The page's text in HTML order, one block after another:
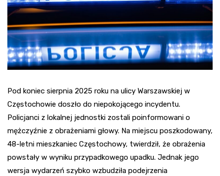
Pod koniec sierpnia 2025 roku na ulicy Warszawskiej w
Częstochowie doszło do niepokojącego incydentu.
Policjanci z lokalnej jednostki zostali poinformowani o
mężczyźnie z obrażeniami głowy. Na miejscu poszkodowany,
48-letni mieszkaniec Częstochowy, twierdził, że obrażenia
powstały w wyniku przypadkowego upadku. Jednak jego
wersja wydarzeń szybko wzbudziła podejrzenia